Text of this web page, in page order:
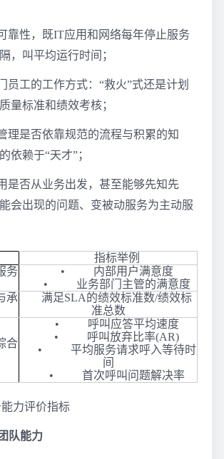
靠性，既IT应用和网络每年停止服务
，叫平均运行时间；
员工的工作方式：“救火”式还是计划
量标准和绩效考核；
理是否依靠规范的流程与积累的知
依赖于“天才”；
是否从业务出发，甚至能够先知先
会出现的问题、变被动服务为主动服
指标举例
务
• 内部用户满意度
• 业务部门主管的满意度
承
满足SLA的绩效标准数/绩效标
准总数
合
• 呼叫应答平均速度
• 呼叫放弃比率(AR)
• 平均服务请求呼入等待时
间
• 首次呼叫问题解决率
力评价指标
队能力